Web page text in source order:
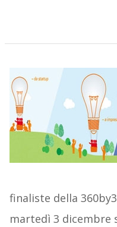
finaliste della
martedì 3 dicembre